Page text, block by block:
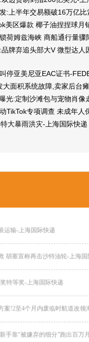
:上半年交易额破16万亿
美区爆款 椰子油捏捏球
荷姆兹海峡 商船通行量
牌弃追头部大V 微型达
停亚美尼亚EAC证书-
大面积系统故障,卖家后台
光:定制沙滩包与宠物肖像
TikTok专项调查 未成年
大暴雨洪灾-上海国际快递
运输-上海国际快递
胡塞宣称再击沙特油轮-上海
奖特等奖-上海国际快递
案!2至4个月内废临时航道改领
手靠“被嫌弃的细分”跑出百万